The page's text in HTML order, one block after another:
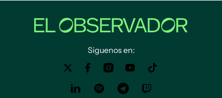
Siguenos en: